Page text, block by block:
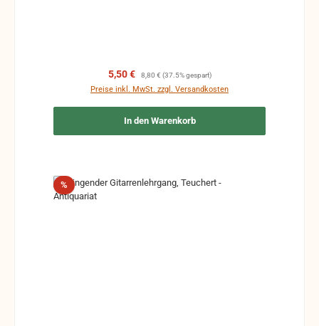
Verkaufspreis:
5,50 € Regulärer Preis:
8,80 € (37.5% gespart)
Preise inkl. MwSt. zzgl. Versandkosten
In den Warenkorb
%Rabatt